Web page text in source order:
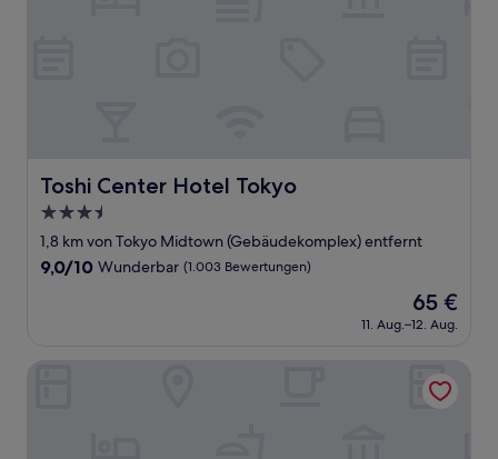
Toshi Center Hotel Tokyo
Toshi Center Hotel Tokyo
3.5-
Sterne-
Unterkunft
1,8 km von Tokyo Midtown (Gebäudekomplex) entfernt
9.0
Bewertungen)
9,0/10 Wunderbar (1.003 Bewertungen)
Der
Preis
beträgt
65 €
11. Aug.–12. Aug.